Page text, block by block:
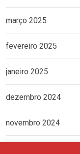
março 2025
fevereiro 2025
janeiro 2025
dezembro 2024
novembro 2024